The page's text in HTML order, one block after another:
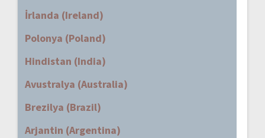
İrlanda (Ireland)
Polonya (Poland)
Hindistan (India)
Avustralya (Australia)
Brezilya (Brazil)
Arjantin (Argentina)